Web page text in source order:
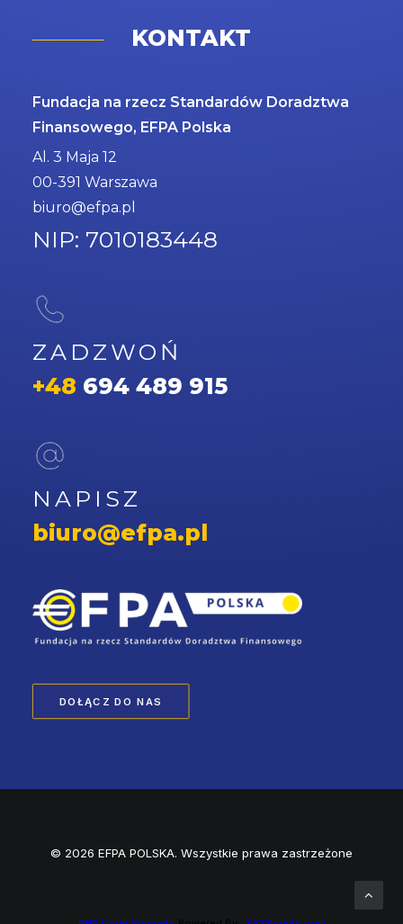
DOŁĄCZ DO NAS
KONTAKT
Fundacja na rzecz Standardów Doradztwa
Finansowego, EFPA Polska
Al. 3 Maja 12
00-391 Warszawa
biuro@efpa.pl
NIP: 7010183448
ZADZWOŃ
+48 694 489 915
NAPISZ
biuro@efpa.pl
© 2026 EFPA POLSKA. Wszystkie prawa zastrzeżone